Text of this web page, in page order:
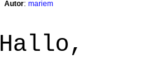
Autor: mariem
Hallo,